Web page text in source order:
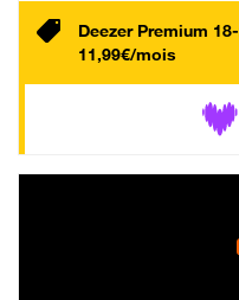
Deezer Premium
11,99€/mois